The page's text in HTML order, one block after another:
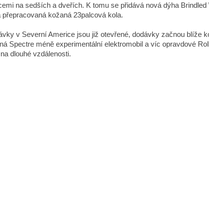
na sedších a dveřích. K tomu se přidává nová dýha
přepracovaná kožaná 23palcová kola.
v Severní Americe jsou již otevřené, dodávky začnou blíže
Spectre méně experimentální elektromobil a víc opravdové
dlouhé vzdálenosti.